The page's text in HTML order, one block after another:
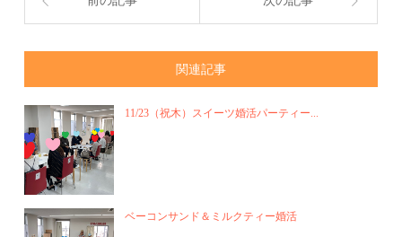
関連記事
11/23（祝木）スイーツ婚活パーティー...
ベーコンサンド＆ミルクティー婚活